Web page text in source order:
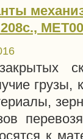
грузы,
к